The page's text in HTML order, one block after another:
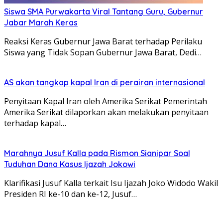
Siswa SMA Purwakarta Viral Tantang Guru, Gubernur
Jabar Marah Keras
Reaksi Keras Gubernur Jawa Barat terhadap Perilaku
Siswa yang Tidak Sopan Gubernur Jawa Barat, Dedi…
AS akan tangkap kapal Iran di perairan internasional
Penyitaan Kapal Iran oleh Amerika Serikat Pemerintah
Amerika Serikat dilaporkan akan melakukan penyitaan
terhadap kapal…
Marahnya Jusuf Kalla pada Rismon Sianipar Soal
Tuduhan Dana Kasus Ijazah Jokowi
Klarifikasi Jusuf Kalla terkait Isu Ijazah Joko Widodo Wakil
Presiden RI ke-10 dan ke-12, Jusuf…